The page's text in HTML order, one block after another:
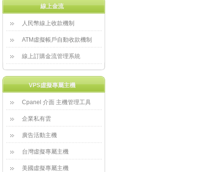
線上金流
人民幣線上收款機制
ATM虛擬帳戶自動收款機制
線上訂購金流管理系統
VPS虛擬專屬主機
Cpanel 介面 主機管理工具
企業私有雲
廣告活動主機
台灣虛擬專屬主機
美國虛擬專屬主機